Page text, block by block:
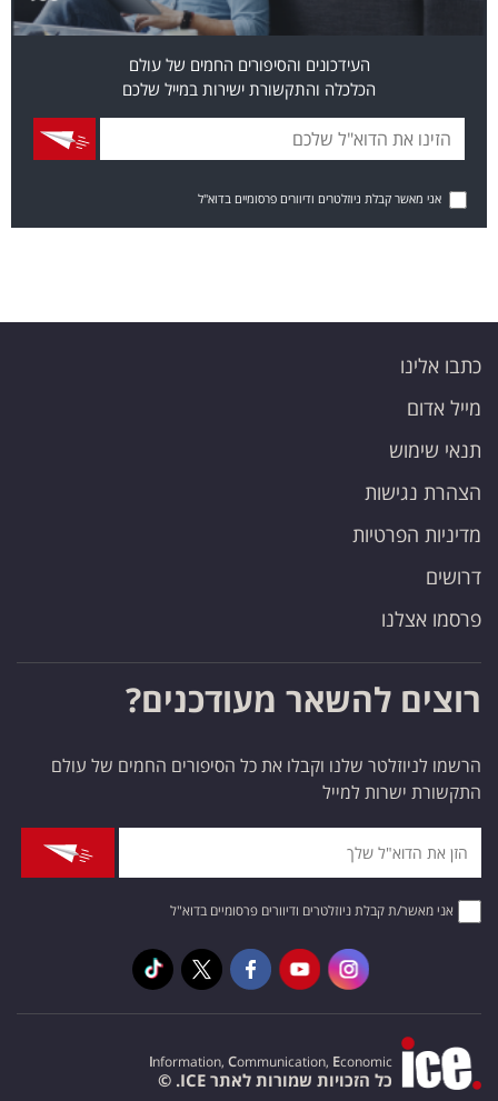
העידכונים והסיפורים החמים של עולם
הכלכלה והתקשורת ישירות במייל שלכם
אני מאשר קבלת ניוזלטרים ודיוורים פרסומיים בדוא"ל
כתבו אלינו
מייל אדום
תנאי שימוש
הצהרת נגישות
מדיניות הפרטיות
דרושים
פרסמו אצלנו
רוצים להשאר מעודכנים?
הרשמו לניוזלטר שלנו וקבלו את כל הסיפורים החמים של עולם
התקשורת ישרות למייל
אני מאשר/ת קבלת ניוזלטרים ודיוורים פרסומיים בדוא"ל
Information, Communication, Economic
כל הזכויות שמורות לאתר ICE. ©